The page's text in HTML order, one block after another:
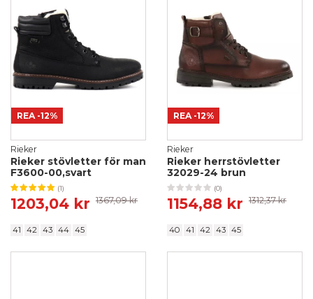
REA -12%
Rieker
Rieker stövletter för man
F3600-00,svart
(1)
1203,04 kr 1367,09 kr
41 42 43 44 45
REA -12%
Rieker
Rieker herrstövletter
32029-24 brun
(0)
1154,88 kr 1312,37 kr
40 41 42 43 45